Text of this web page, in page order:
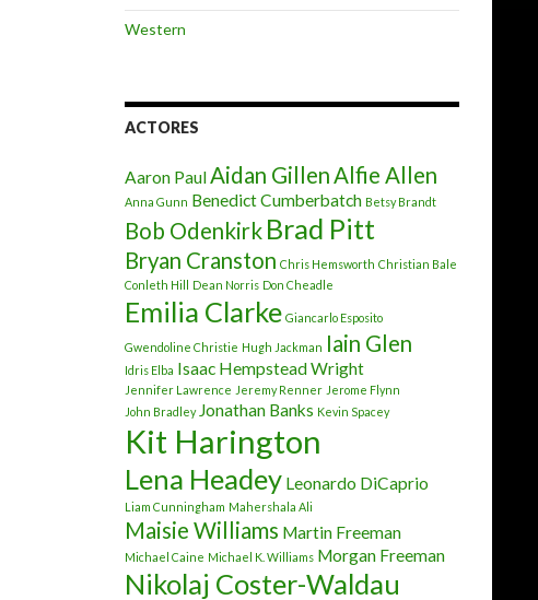
Western
ACTORES
Aaron PaulAidan GillenAlfie Allen
Anna Gunn Benedict Cumberbatch Betsy Brandt
Bob Odenkirk Brad Pitt
Bryan Cranston Chris Hemsworth Christian Bale
Conleth Hill
Dean Norris Don Cheadle
Emilia Clarke Giancarlo Esposito
Gwendoline Christie Hugh Jackman Iain Glen
Idris Elba Isaac Hempstead Wright
Jennifer Lawrence Jeremy Renner Jerome Flynn
John Bradley Jonathan Banks Kevin Spacey
Kit Harington
Lena Headey Leonardo DiCaprio
Liam Cunningham Mahershala Ali
Maisie Williams Martin Freeman
Michael Caine Michael K. Williams Morgan Freeman
Nikolaj Coster-Waldau